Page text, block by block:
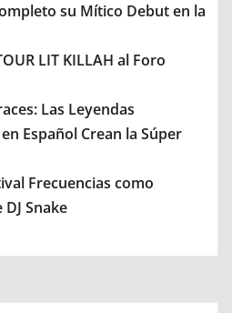
su Mítico Debut en la
LIT KILLAH al Foro
Las Leyendas
Español Crean la Súper
Frecuencias como
Snake